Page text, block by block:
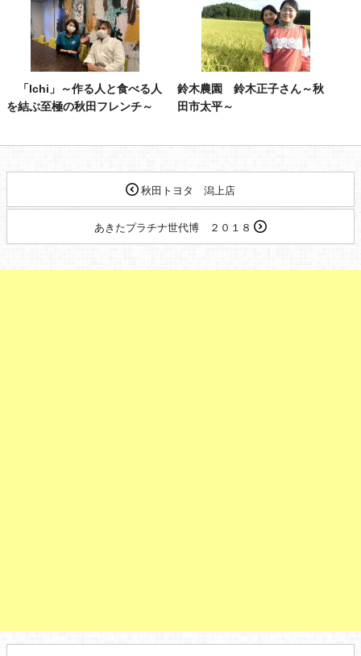
「Ichi」～作る人と食べる人
を結ぶ至極の秋田フレンチ～
鈴木農園 鈴木正子さん～秋
田市太平～
秋田トヨタ 潟上店
あきたプラチナ世代博 ２０１８